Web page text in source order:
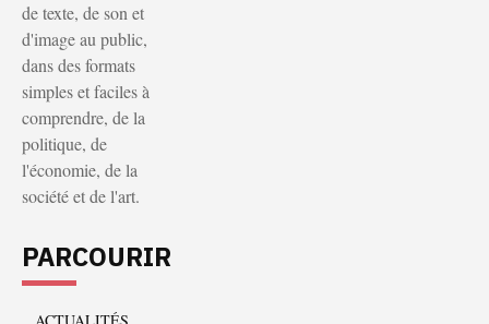
de texte, de son et
d'image au public,
dans des formats
simples et faciles à
comprendre, de la
politique, de
l'économie, de la
société et de l'art.
PARCOURIR